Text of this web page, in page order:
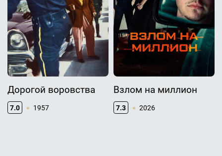
Дорогой воровства
7.0 1957
Взлом на миллион
7.3 2026